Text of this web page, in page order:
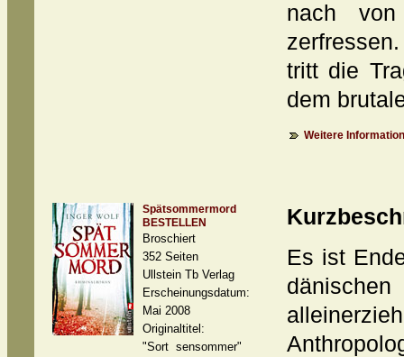
nach von
tritt die
dem
Weitere
Spätsommermord
BESTELLEN
Broschiert
352 Seiten
Ullstein Tb Verlag
Erscheinungsdatum:
Mai 2008
Originaltitel:
"Sort sensommer"
Es ist